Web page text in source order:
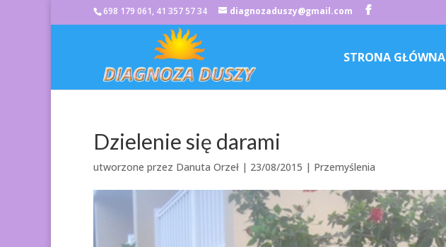
698 179 061, 41 357 57 34 diagnozaduszy@gmail.com
STRONA GŁÓWNA
Dzielenie się darami
utworzone przez Danuta Orzeł | 23/08/2015 | Przemyślenia